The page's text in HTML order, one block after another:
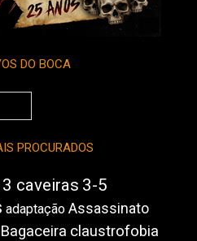
DO BOCA
PROCURADOS
3 caveiras 3-5
adaptação Assassinato
Bagaceira claustrofobia